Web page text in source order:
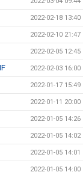
2022-02-18 13:40
2022-02-10 21:47
2022-02-05 12:45
2022-02-03 16:00
2022-01-17 15:49
2022-01-11 20:00
2022-01-05 14:26
2022-01-05 14:02
2022-01-05 14:01
2022-01-05 14:00